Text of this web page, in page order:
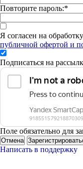
Повторите пароль:*
Я согласен на
публичной офертой и
Подписаться на
Поле обязательно для
Отмена
Написать в поддержку